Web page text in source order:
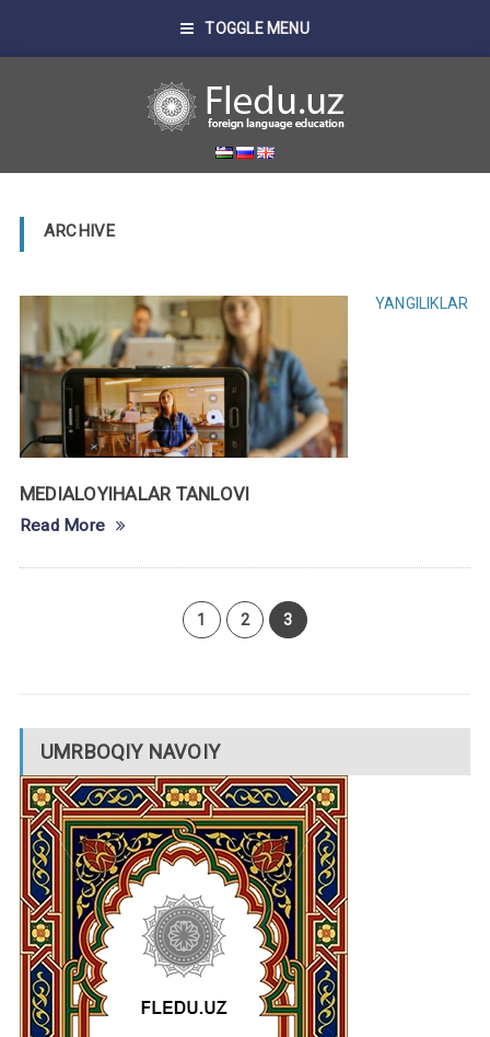
TOGGLE MENU
ARCHIVE
YANGILIKLAR
MEDIALOYIHALAR TANLOVI
Read More
1 2 3
UMRBOQIY NAVOIY